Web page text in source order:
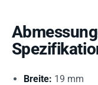
Breite: 19 mm